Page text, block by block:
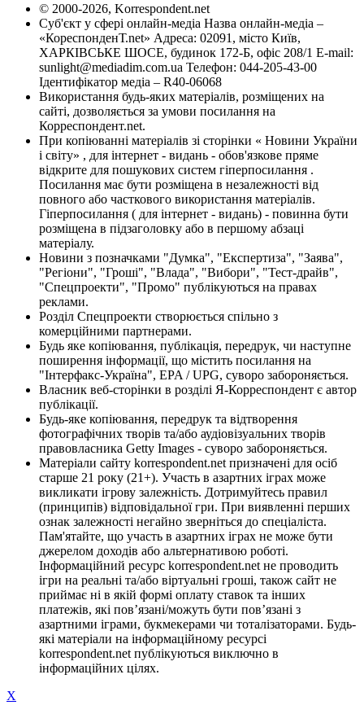
© 2000-2026, Korrespondent.net
Суб'єкт у сфері онлайн-медіа Назва онлайн-медіа –
«КореспонденТ.net» Адреса: 02091, місто Київ,
ХАРКІВСЬКЕ ШОСЕ, будинок 172-Б, офіс 208/1 E-mail:
sunlight@mediadim.com.ua Телефон: 044-205-43-00
Ідентифікатор медіа – R40-06068
Використання будь-яких матеріалів, розміщених на
сайті, дозволяється за умови посилання на
Корреспондент.net.
При копіюванні матеріалів зі сторінки « Новини України
і світу» , для інтернет - видань - обов'язкове пряме
відкрите для пошукових систем гіперпосилання .
Посилання має бути розміщена в незалежності від
повного або часткового використання матеріалів.
Гіперпосилання ( для інтернет - видань) - повинна бути
розміщена в підзаголовку або в першому абзаці
матеріалу.
Новини з позначками "Думка", "Експертиза", "Заява",
"Регіони", "Гроші", "Влада", "Вибори", "Тест-драйв",
"Спецпроекти", "Промо" публікуються на правах
реклами.
Розділ Спецпроекти створюється спільно з
комерційними партнерами.
Будь яке копіювання, публікація, передрук, чи наступне
поширення інформації, що містить посилання на
"Інтерфакс-Україна", EPA / UPG, суворо забороняється.
Власник веб-сторінки в розділі Я-Корреспондент є автор
публікації.
Будь-яке копіювання, передрук та відтворення
фотографічних творів та/або аудіовізуальних творів
правовласника Getty Images - суворо забороняється.
Матеріали сайту korrespondent.net призначені для осіб
старше 21 року (21+). Участь в азартних іграх може
викликати ігрову залежність. Дотримуйтесь правил
(принципів) відповідальної гри. При виявленні перших
ознак залежності негайно зверніться до спеціаліста.
Пам'ятайте, що участь в азартних іграх не може бути
джерелом доходів або альтернативою роботі.
Інформаційний ресурс korrespondent.net не проводить
ігри на реальні та/або віртуальні гроші, також сайт не
приймає ні в якій формі оплату ставок та інших
платежів, які пов’язані/можуть бути пов’язані з
азартними іграми, букмекерами чи тоталізаторами. Будь-
які матеріали на інформаційному ресурсі
korrespondent.net публікуються виключно в
інформаційних цілях.
X